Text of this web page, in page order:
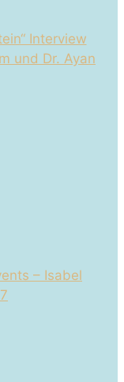
Interview
und Dr. Ayan
– Isabel